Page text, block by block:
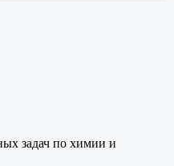
задач по химии и